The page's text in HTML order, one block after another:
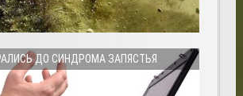
ДО СИНДРОМА ЗАПЯСТЬЯ